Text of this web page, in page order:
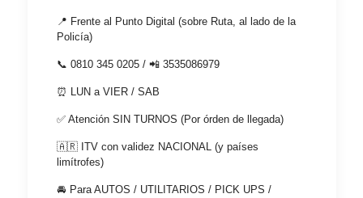
📍 Frente al Punto Digital (sobre Ruta, al lado de la
Policía)
📞 0810 345 0205 / 📲 3535086979
⏰️ LUN a VIER / SAB
✅️ Atención SIN TURNOS (Por órden de llegada)
🇦🇷 ITV con validez NACIONAL (y países
limítrofes)
🚘 Para AUTOS / UTILITARIOS / PICK UPS /